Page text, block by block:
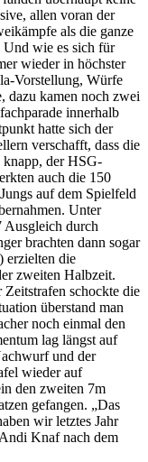
allen voran der
als die ganze
Und wie es sich für
wieder in höchster
Vorstellung, Würfe
dazu kamen noch zwei
innerhalb
hatte sich der
verschafft, dass die
der HSG-
auch die 150
auf dem Spielfeld
Unter
Ausgleich durch
brachten dann sogar
erzielten die
zweiten Halbzeit.
schockte die
überstand man
noch einmal den
lag längst auf
und der
wieder auf
den zweiten 7m
gefangen. „Das
wir letztes Jahr
Knaf nach dem